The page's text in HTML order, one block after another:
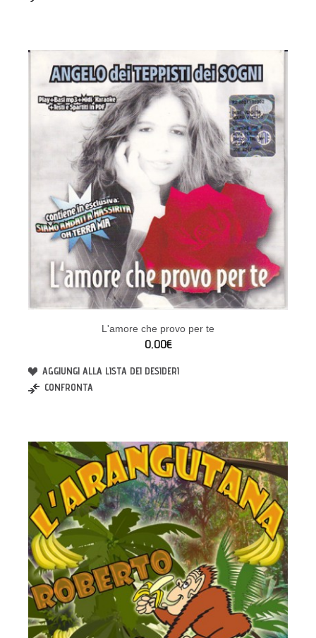
L'amore che provo per te
0,00€
AGGIUNGI ALLA LISTA DEI DESIDERI
CONFRONTA